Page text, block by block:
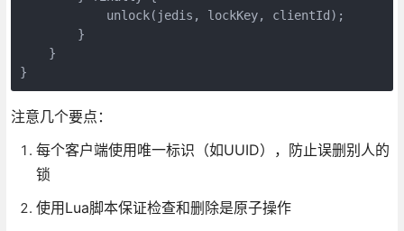
            unlock(jedis, lockKey, clientId);
        }
    }
}
注意几个要点：
每个客户端使用唯一标识（如UUID），防止误删别人的
锁
使用Lua脚本保证检查和删除是原子操作